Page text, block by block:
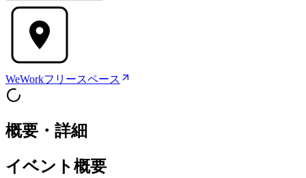
WeWorkフリースペース
概要・詳細
イベント概要